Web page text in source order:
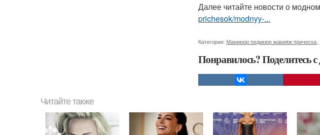
Далее читайте новости о
prichesok/modnyy-...
Категории: Маникюр педикюр макияж прическа
Понравилось? Поделитесь
Читайте также